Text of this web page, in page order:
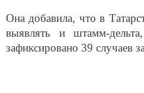
Она добавила, что в
выявлять и штамм-
зафиксировано 39 случаев